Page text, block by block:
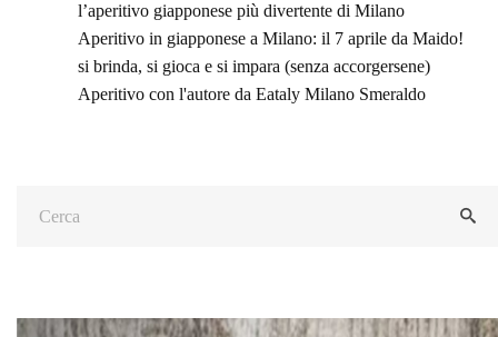
l’aperitivo giapponese più divertente di Milano
Aperitivo in giapponese a Milano: il 7 aprile da Maido!
si brinda, si gioca e si impara (senza accorgersene)
Aperitivo con l'autore da Eataly Milano Smeraldo